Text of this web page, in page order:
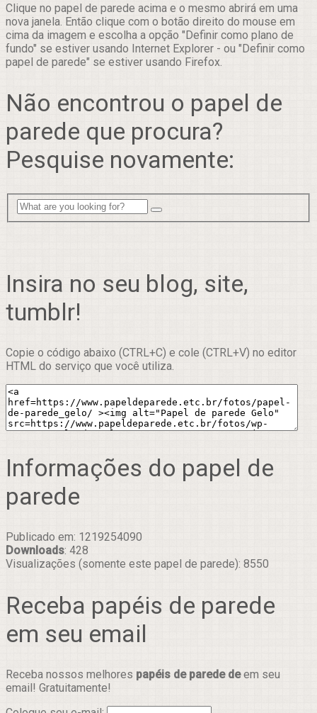
Clique no papel de parede acima e o mesmo abrirá em uma
nova janela. Então clique com o botão direito do mouse em
cima da imagem e escolha a opção "Definir como plano de
fundo" se estiver usando Internet Explorer - ou "Definir como
papel de parede" se estiver usando Firefox.
Não encontrou o papel de
parede que procura?
Pesquise novamente:
Insira no seu blog, site,
tumblr!
Copie o código abaixo (CTRL+C) e cole (CTRL+V) no editor
HTML do serviço que você utiliza.
Informações do papel de
parede
Publicado em: 1219254090
Downloads: 428
Visualizações (somente este papel de parede): 8550
Receba papéis de parede
em seu email
Receba nossos melhores papéis de parede deem seu
email! Gratuitamente!